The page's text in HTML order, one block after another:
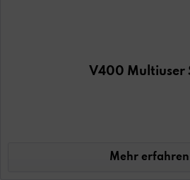
V400 Multiuser
Mehr erfahren